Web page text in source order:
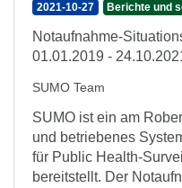
2021-10-27 Berichte und
Notaufnahme-
01.01.2019 -
SUMO Team
SUMO ist ein am
und betriebenes
für Public Health-
bereitstellt. Der